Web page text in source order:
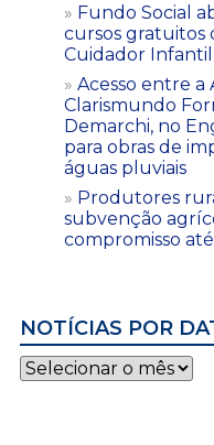
Fundo Social
cursos gratuitos
Cuidador Infantil
Acesso entre a
Clarismundo
Demarchi, no
para obras de
águas pluviais
Produtores
subvenção
compromisso
NOTÍCIAS POR
Notícias
por